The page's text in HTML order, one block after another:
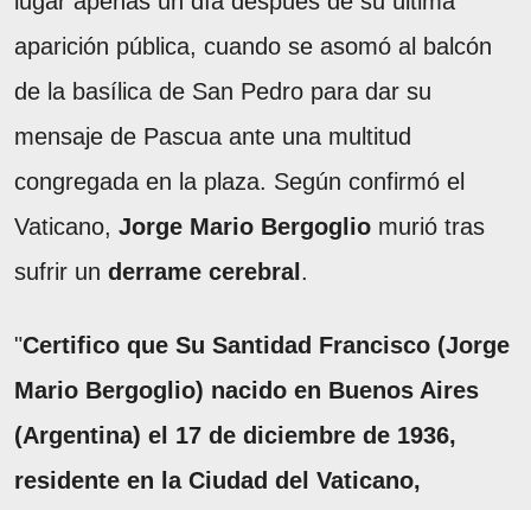
aparición pública, cuando se asomó al balcón
de la basílica de San Pedro para dar su
mensaje de Pascua ante una multitud
congregada en la plaza. Según confirmó el
Vaticano, Jorge Mario Bergoglio murió tras
sufrir un derrame cerebral .
"Certifico que Su Santidad Francisco (Jorge
Mario Bergoglio) nacido en Buenos Aires
(Argentina) el 17 de diciembre de 1936,
residente en la Ciudad del Vaticano,